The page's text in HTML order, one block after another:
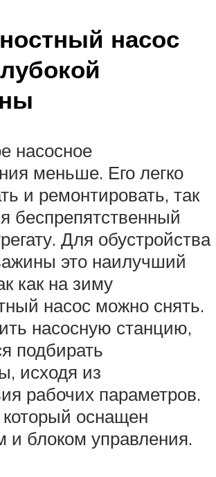
насос
насосное
меньше. Его легко
и ремонтировать, так
беспрепятственный
Для обустройства
это наилучший
как на зиму
насос можно снять.
насосную станцию,
подбирать
исходя из
рабочих параметров.
оснащен
и блоком управления.